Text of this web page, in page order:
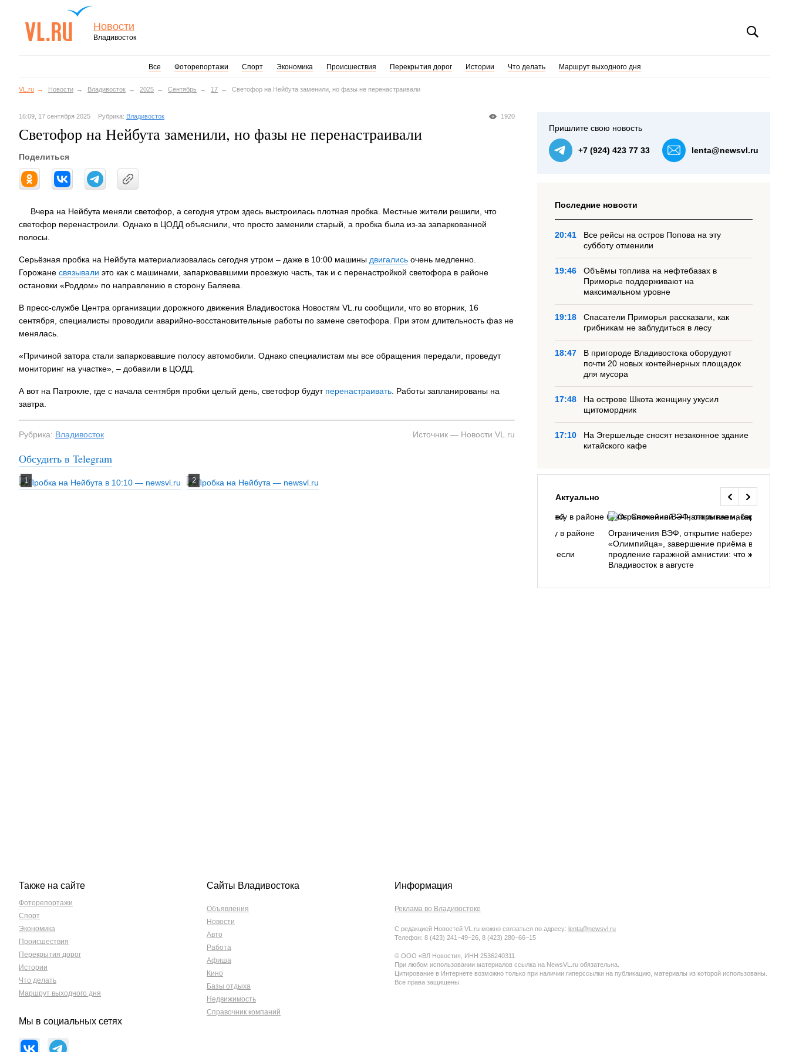
Новости
Владивосток
Все Фоторепортажи Спорт Экономика Происшествия Перекрытия дорог Истории Что делать Маршрут выходного дня
VL.ru Новости Владивосток 2025 Сентябрь 17 Светофор на Нейбута заменили, но фазы не перенастраивали
1920
16:09, 17 сентября 2025 Рубрика: Владивосток
Светофор на Нейбута заменили, но фазы не перенастраивали
Поделиться
Вчера на Нейбута меняли светофор, а сегодня утром здесь выстроилась плотная пробка. Местные жители решили, что
светофор перенастроили. Однако в ЦОДД объяснили, что просто заменили старый, а пробка была из-за запаркованной
полосы.
Серьёзная пробка на Нейбута материализовалась сегодня утром – даже в 10:00 машины двигались очень медленно.
Горожане связывали это как с машинами, запарковавшими проезжую часть, так и с перенастройкой светофора в районе
остановки «Роддом» по направлению в сторону Баляева.
В пресс-службе Центра организации дорожного движения Владивостока Новостям VL.ru сообщили, что во вторник, 16
сентября, специалисты проводили аварийно-восстановительные работы по замене светофора. При этом длительность фаз не
менялась.
«Причиной затора стали запарковавшие полосу автомобили. Однако специалистам мы все обращения передали, проведут
мониторинг на участке», – добавили в ЦОДД.
А вот на Патрокле, где с начала сентября пробки целый день, светофор будут перенастраивать . Работы запланированы на
завтра.
Рубрика: Владивосток Источник — Новости VL.ru
Обсудить в Telegram
Пришлите свою новость
+7 (924) 423 77 33 lenta@newsvl.ru
Последние новости
20:41
Все рейсы на остров Попова на эту
субботу отменили
19:46
Объёмы топлива на нефтебазах в
Приморье поддерживают на
максимальном уровне
19:18
Спасатели Приморья рассказали, как
грибникам не заблудиться в лесу
18:47
В пригороде Владивостока оборудуют
почти 20 новых контейнерных площадок
для мусора
17:48
На острове Шкота женщину укусил
щитомордник
17:10
На Эгершельде сносят незаконное здание
китайского кафе
Актуально
Семья с ребёнком заблудилась в лесу в районе
подготовиться к походу, и что делать, если
Ограничения ВЭФ, открытие набережной у
«Олимпийца», завершение приёма в вузы,
продление гаражной амнистии: что ждёт
Владивосток в августе
Также на сайте
Фоторепортажи
Спорт
Экономика
Происшествия
Перекрытия дорог
Истории
Что делать
Маршрут выходного дня
Мы в социальных сетях
Сайты Владивостока
Объявления
Новости
Авто
Работа
Афиша
Кино
Базы отдыха
Недвижимость
Справочник компаний
Информация
Реклама во Владивостоке
С редакцией Новостей VL.ru можно связаться по адресу: lenta@newsvl.ru
Телефон: 8 (423) 241−49−26, 8 (423) 280−66−15
© ООО «ВЛ Новости», ИНН 2536240311
При любом использовании материалов ссылка на NewsVL.ru обязательна.
Цитирование в Интернете возможно только при наличии гиперссылки на публикацию, материалы из которой использованы.
Все права защищены.